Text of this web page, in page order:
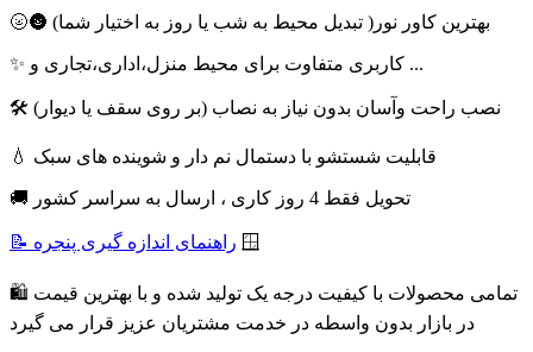
🌝🌚 بهترین کاور نور( تبدیل محیط به شب یا روز به اختیار شما)
✨ کاربری متفاوت برای محیط منزل،اداری،تجاری و ...
🛠 نصب راحت وآسان بدون نیاز به نصاب (بر روی سقف یا دیوار)
💧 قابلیت شستشو با دستمال نم دار و شوینده های سبک
🚚 تحویل فقط 4 روز کاری ، ارسال به سراسر کشور
📝 راهنمای اندازه گیری پنجره 🪟
🛍 تمامی محصولات با کیفیت درجه یک تولید شده و با بهترین قیمت
در بازار بدون واسطه در خدمت مشتریان عزیز قرار می گیرد